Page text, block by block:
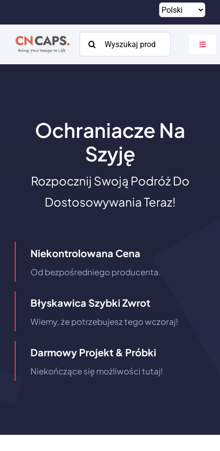
treści
Szukaj:
KatalogOchraniacze Na
Szyję
Rozpocznij Swoją Podróż Do
Dostosowywania Teraz!
Niekontrolowana Cena
Od bezpośredniego producenta.
Błyskawica Szybki Zwrot
Wiemy, że potrzebujesz tego wczoraj!
Darmowy Projekt & Próbki
Niekończące się możliwości tutaj!